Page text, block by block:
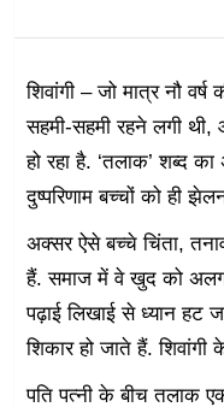
शिवांगी – जो मात्र नौ
सहमी-सहमी रहने लगी
हो रहा है. ‘तलाक’ शब्द
दुष्परिणाम बच्चों को ही
अक्सर ऐसे बच्चे चिंता,
हैं. समाज में वे खुद को
पढ़ाई लिखाई से ध्यान हट
शिकार हो जाते हैं. शिवांगी
पति पत्नी के बीच तलाक